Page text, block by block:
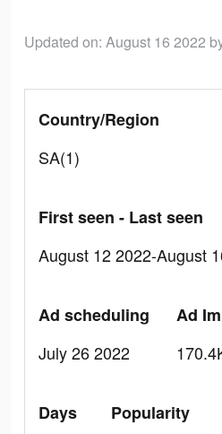
Updated on: August 16 2022
Country/Region
SA(1)
First seen - Last seen
August 12 2022-August
Ad scheduling
July 26 2022
Ad
Days
Popularity